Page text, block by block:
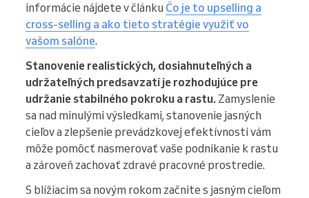
informácie nájdete v článku Čo je to upselling a
cross-selling a ako tieto stratégie využiť vo
vašom salóne.
Stanovenie realistických, dosiahnuteľných a
udržateľných predsavzatí je rozhodujúce pre
udržanie stabilného pokroku a rastu. Zamyslenie
sa nad minulými výsledkami, stanovenie jasných
cieľov a zlepšenie prevádzkovej efektívnosti vám
môže pomôcť nasmerovať vaše podnikanie k rastu
a zároveň zachovať zdravé pracovné prostredie.
S blížiacim sa novým rokom začnite s jasným cieľom